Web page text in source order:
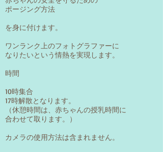
ポージング方法
を身に付けます。
​ワンランク上のフォトグラファーに
なりたいという情熱を​実現します。
時間
10時集合
17時解散となります。
（休憩時間は、赤ちゃんの授乳時間に
合わせて取ります。）
カメラの使用方法は含まれません。